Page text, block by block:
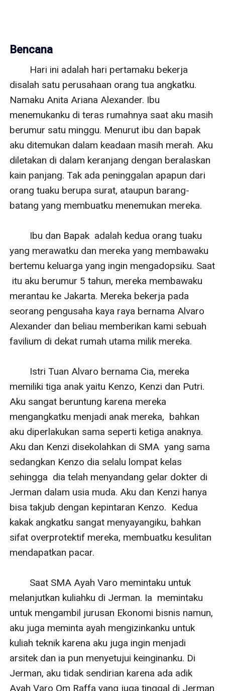
Bencana
Hari ini adalah hari pertamaku bekerja
disalah satu perusahaan orang tua angkatku.
Namaku Anita Ariana Alexander. Ibu
menemukanku di teras rumahnya saat aku masih
berumur satu minggu. Menurut ibu dan bapak
aku ditemukan dalam keadaan masih merah. Aku
diletakan di dalam keranjang dengan beralaskan
kain panjang. Tak ada peninggalan apapun dari
orang tuaku berupa surat, ataupun barang-
batang yang membuatku menemukan mereka.
Ibu dan Bapak  adalah kedua orang tuaku
yang merawatku dan mereka yang membawaku
bertemu keluarga yang ingin mengadopsiku. Saat
itu aku berumur 5 tahun, mereka membawaku
merantau ke Jakarta. Mereka bekerja pada
seorang pengusaha kaya raya bernama Alvaro
Alexander dan beliau memberikan kami sebuah
favilium di dekat rumah utama milik mereka.
Istri Tuan Alvaro bernama Cia, mereka
memiliki tiga anak yaitu Kenzo, Kenzi dan Putri.
Aku sangat beruntung karena mereka
mengangkatku menjadi anak mereka,  bahkan
aku diperlakukan sama seperti ketiga anaknya.
Aku dan Kenzi disekolahkan di SMA  yang sama
sedangkan Kenzo dia selalu lompat kelas
sehingga  dia telah menyandang gelar dokter di
Jerman dalam usia muda. Aku dan Kenzi hanya
bisa takjub dengan kepintaran Kenzo.  Kedua
kakak angkatku sangat menyayangiku, bahkan
sifat overprotektif mereka, membuatku kesulitan
mendapatkan pacar.
Saat SMA Ayah Varo memintaku untuk
melanjutkan kuliahku di Jerman. Ia  memintaku
untuk mengambil jurusan Ekonomi bisnis namun,
aku juga meminta ayah mengizinkanku untuk
kuliah teknik karena aku juga ingin menjadi
arsitek dan ia pun menyetujui keinginanku. Di
Jerman, aku tidak sendirian karena ada adik
Ayah Varo Om Raffa yang juga tinggal di Jerman